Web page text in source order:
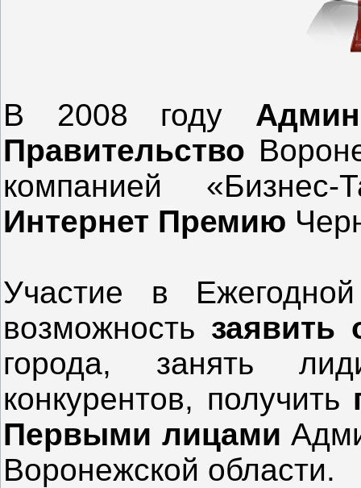
В 2008 году
Правительство
компанией
Интернет Премию
Участие в
возможность заявить
города, занять
конкурентов, получить
Первыми лицами
Воронежской области.